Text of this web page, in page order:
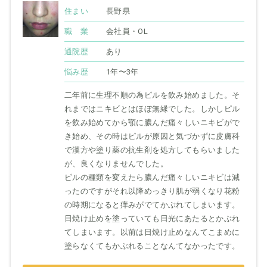
住まい 長野県
職 業 会社員・OL
通院歴 あり
悩み歴 1年〜3年
二年前に生理不順の為ピルを飲み始めました。そ
れまではニキビとはほぼ無縁でした。しかしピル
を飲み始めてから顎に膿んだ痛々しいニキビがで
き始め、その時はピルが原因と気づかずに皮膚科
で漢方や塗り薬の抗生剤を処方してもらいました
が、良くなりませんでした。
ピルの種類を変えたら膿んだ痛々しいニキビは減
ったのですがそれ以降めっきり肌が弱くなり花粉
の時期になると痒みがでてかぶれてしまいます。
日焼け止めを塗っていても日光にあたるとかぶれ
てしまいます。以前は日焼け止めなんてこまめに
塗らなくてもかぶれることなんてなかったです。